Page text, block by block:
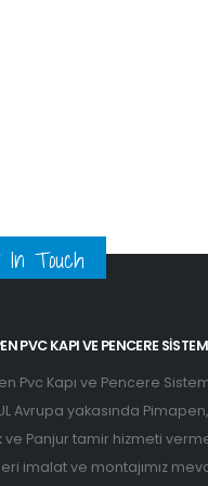
In Touch
PVC KAPI VE PENCERE
Pvc Kapı ve Pencere
Avrupa yakasında
ve Panjur tamir hizmeti
imalat ve montajımız